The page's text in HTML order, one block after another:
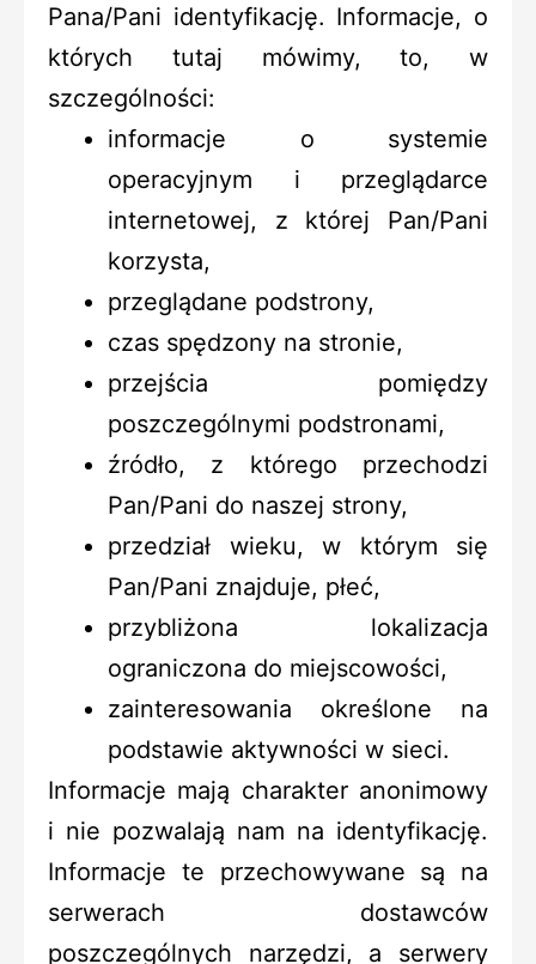
Pana/Pani identyfikację. Informacje, o
których tutaj mówimy, to, w
szczególności:
informacje o systemie
operacyjnym i przeglądarce
internetowej, z której Pan/Pani
korzysta,
przeglądane podstrony,
czas spędzony na stronie,
przejścia pomiędzy
poszczególnymi podstronami,
źródło, z którego przechodzi
Pan/Pani do naszej strony,
przedział wieku, w którym się
Pan/Pani znajduje, płeć,
przybliżona lokalizacja
ograniczona do miejscowości,
zainteresowania określone na
podstawie aktywności w sieci.
Informacje mają charakter anonimowy
i nie pozwalają nam na identyfikację.
Informacje te przechowywane są na
serwerach dostawców
poszczególnych narzędzi, a serwery